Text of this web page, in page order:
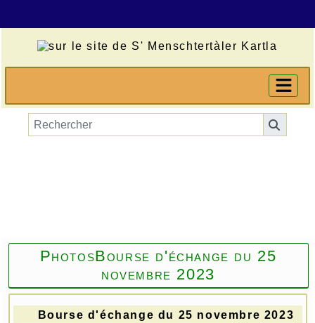
PhotosBourse d'échange du 25
novembre 2023
Bourse d'échange du 25 novembre 2023